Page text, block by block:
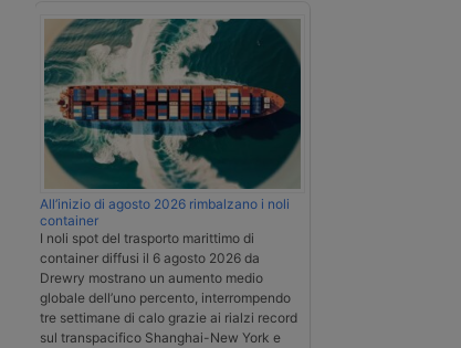
All’inizio di agosto 2026 rimbalzano i noli
container
I noli spot del trasporto marittimo di
container diffusi il 6 agosto 2026 da
Drewry mostrano un aumento medio
globale dell’uno percento, interrompendo
tre settimane di calo grazie ai rialzi record
sul transpacifico Shanghai-New York e